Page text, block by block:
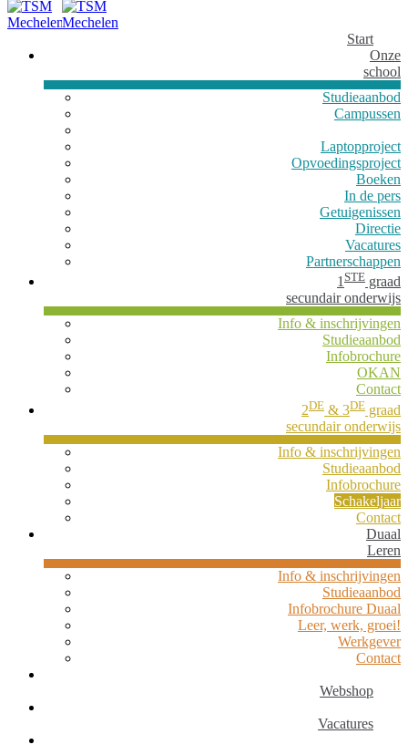
Start
Onze
school
Studieaanbod
Campussen
Laptopproject
Opvoedingsproject
Boeken
In de pers
Getuigenissen
Directie
Vacatures
Partnerschappen
1 STE graad
secundair onderwijs
Info & inschrijvingen
Studieaanbod
Infobrochure
OKAN
Contact
2DE & 3DE graad
secundair onderwijs
Info & inschrijvingen
Studieaanbod
Infobrochure
Schakeljaar
Contact
Duaal
Leren
Info & inschrijvingen
Studieaanbod
Infobrochure Duaal
Leer, werk, groei!
Werkgever
Contact
Webshop
Vacatures